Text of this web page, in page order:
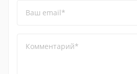
Ваш email*
Комментарий*